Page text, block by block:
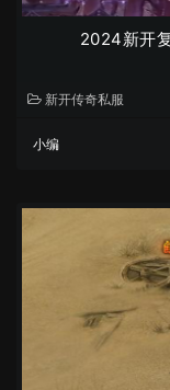
2024新开
新开传奇私服
小编